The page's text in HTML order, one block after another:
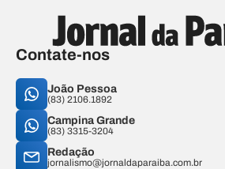
Contate-nos
João Pessoa
(83) 2106.1892
Campina Grande
(83) 3315-3204
Redação
jornalismo@jornaldaparaiba.com.br